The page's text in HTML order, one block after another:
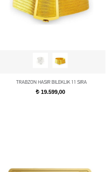
TRABZON HASIR BILEKLIK 11 SIRA
t 19.599,00